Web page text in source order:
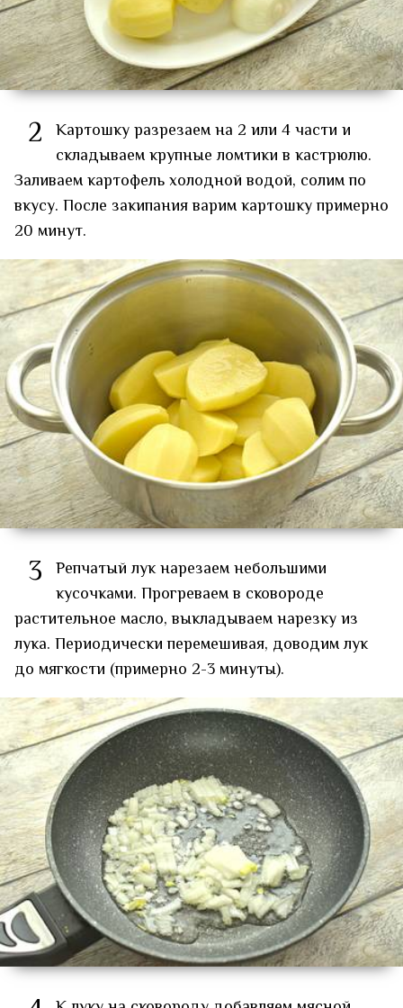
2 Картошку разрезаем на 2 или 4 части и
складываем крупные ломтики в кастрюлю.
Заливаем картофель холодной водой, солим по
вкусу. После закипания варим картошку примерно
20 минут.
3 Репчатый лук нарезаем небольшими
кусочками. Прогреваем в сковороде
растительное масло, выкладываем нарезку из
лука. Периодически перемешивая, доводим лук
до мягкости (примерно 2-3 минуты).